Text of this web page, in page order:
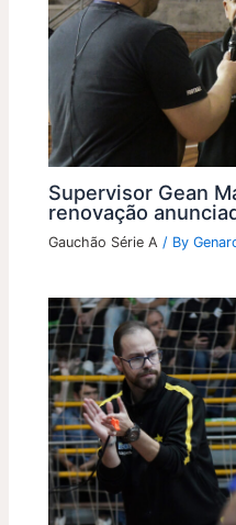
Supervisor Gean
renovação
Gauchão Série A / By